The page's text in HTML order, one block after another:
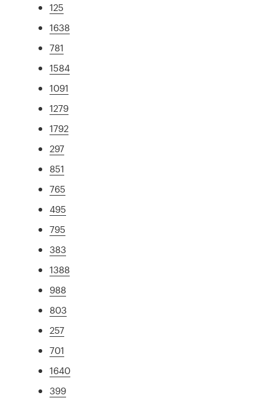
125
1638
781
1584
1091
1279
1792
297
851
765
495
795
383
1388
988
803
257
701
1640
399